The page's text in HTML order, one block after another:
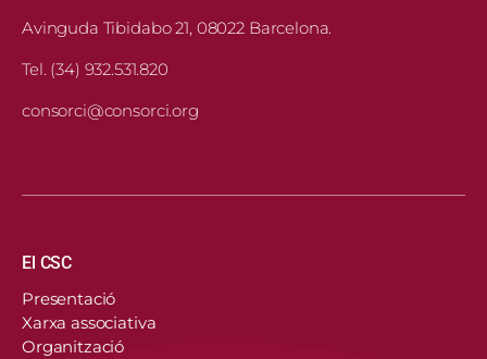
Avinguda Tibidabo 21, 08022 Barcelona.
Tel. (34) 932.531.820
consorci@consorci.org
Navegació principal
El CSC
Presentació
Xarxa associativa
Organització